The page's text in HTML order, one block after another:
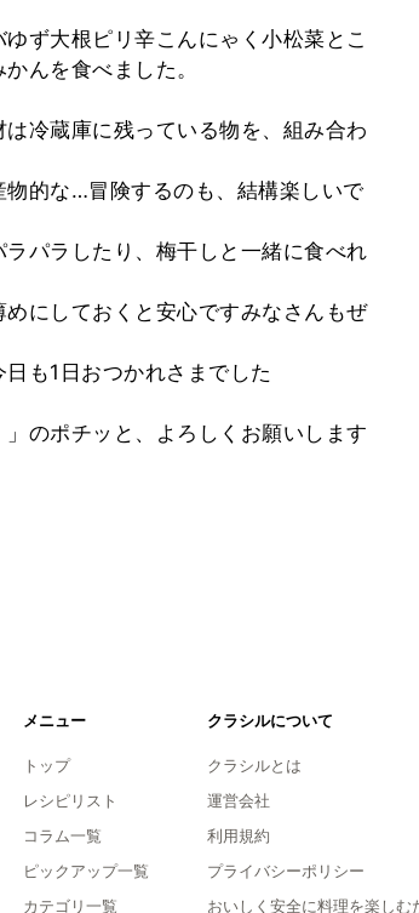
ず大根ピリ辛こんにゃく小松菜とこ
んを食べました。
冷蔵庫に残っている物を、組み合わ
的な…冒険するのも、結構楽しいで
パラしたり、梅干しと一緒に食べれ
にしておくと安心ですみなさんもぜ
も1日おつかれさまでした
のポチッと、よろしくお願いします
メニュー
トップ
レシピリスト
コラム一覧
ピックアップ一覧
カテゴリ一覧
クラシルについて
クラシルとは
運営会社
利用規約
プライバシーポリシー
おいしく安全に料理を楽しむ